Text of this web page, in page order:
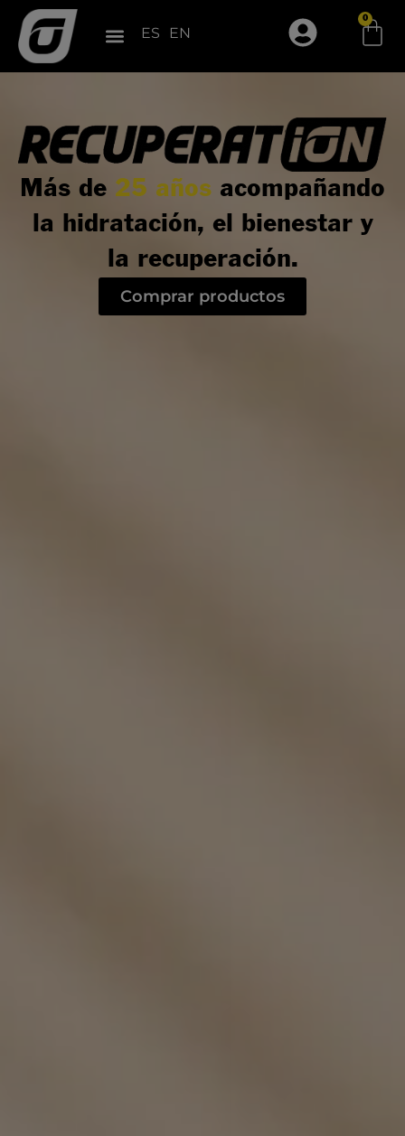
contenido
ES EN
0
Más de 25 años acompañando
la hidratación, el bienestar y
la recuperación.
Comprar productos